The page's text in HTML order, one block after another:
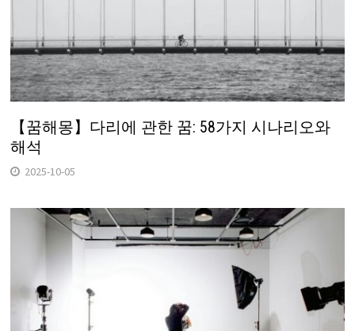
【꿈해몽】다리에 관한 꿈: 58가지 시나리오와
해석
2025-10-05